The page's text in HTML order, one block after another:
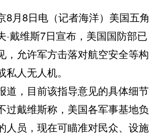
8日电（记者海洋）美国五角
·戴维斯7日宣布，美国国防部已
，允许军方击落对航空安全等构
人无人机。
，目前该指导意见的具体细节
过戴维斯称，美国各军事基地负
人员，现在可瞄准对民众、设施